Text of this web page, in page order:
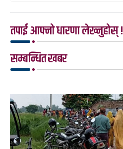
तपाई आफ्नो धारणा लेख्नुहोस् !
सम्बन्धित खबर